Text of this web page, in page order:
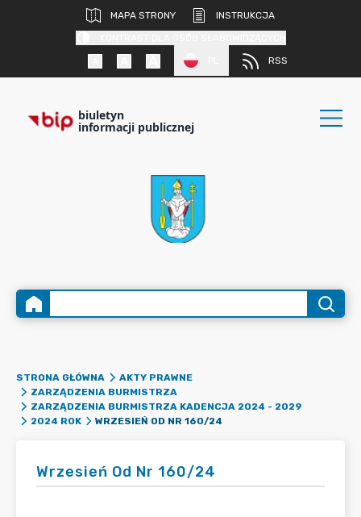
MAPA STRONY
INSTRUKCJA
RSS
biuletyn
informacji publicznej
STRONA GŁÓWNA
AKTY PRAWNE
ZARZĄDZENIA BURMISTRZA
ZARZĄDZENIA BURMISTRZA KADENCJA 2024 - 2029
2024 ROK
WRZESIEŃ OD NR 160/24
Wrzesień Od Nr 160/24